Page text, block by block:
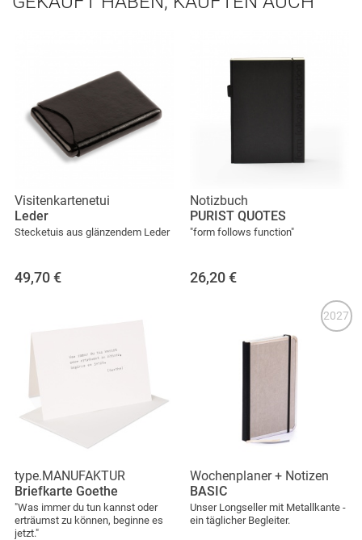
Visitenkartenetui
Leder
Stecketuis aus glänzendem Leder
49,70 €
Notizbuch
PURIST QUOTES
"form follows function"
26,20 €
type.MANUFAKTUR
Briefkarte Goethe
"Was immer du tun kannst oder
erträumst zu können, beginne es
jetzt."
Wochenplaner + Notizen
BASIC
Unser Longseller mit Metallkante -
ein täglicher Begleiter.
2027